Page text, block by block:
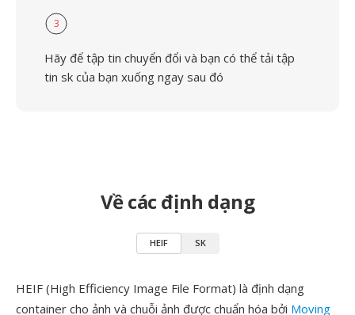
3
Hãy để tập tin chuyển đổi và bạn có thể tải tập
tin sk của bạn xuống ngay sau đó
Về các định dạng
HEIF SK
HEIF (High Efficiency Image File Format) là định dạng
container cho ảnh và chuỗi ảnh được chuẩn hóa bởi Moving